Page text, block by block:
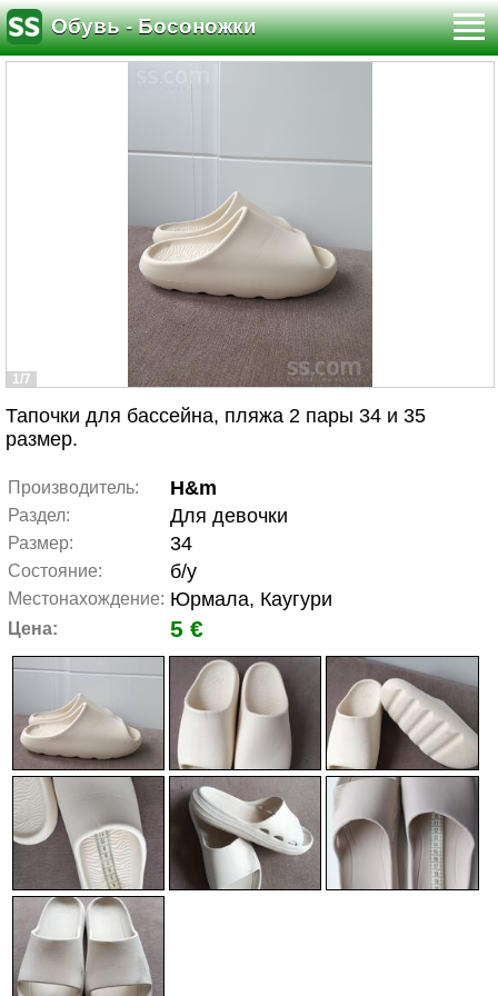
Обувь - Босоножки
1/7
Тапочки для бассейна, пляжа 2 пары 34 и 35
размер.
Производитель: H&m
Раздел: Для девочки
Размер: 34
Состояние: б/у
Местонахождение: Юрмала, Каугури
Цена: 5 €